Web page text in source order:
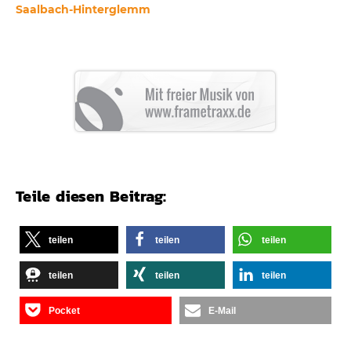
Saalbach-Hinterglemm
Teile diesen Beitrag:
teilen teilen teilen
teilen teilen teilen
Pocket E-Mail